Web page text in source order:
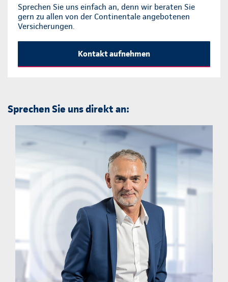
Sprechen Sie uns einfach an, denn wir beraten Sie
gern zu allen von der Continentale angebotenen
Versicherungen.
Kontakt aufnehmen
Sprechen Sie uns direkt an: